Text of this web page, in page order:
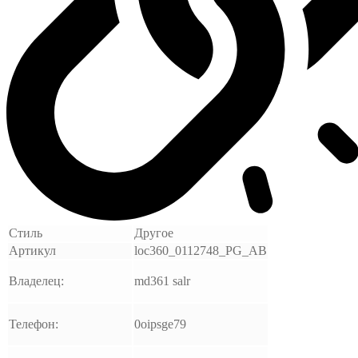
Стиль
Другое
Артикул
loc360_0112748_PG_AB
Владелец: md361 salr
Телефон: 0oipsge79